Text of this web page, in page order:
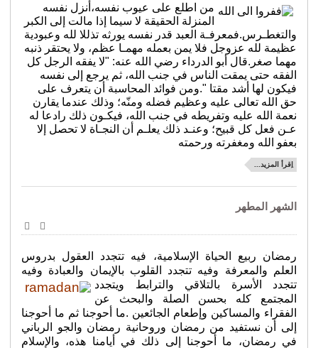
نساء مؤمنات
شريعة
فتاوى المهجر
قضايا اجتماعية
فرق ومذاهب
رعاية المحتاجين
شعر
أنشطة جمعية الأندلس
السيرة الذاتية
معرض الصور
تواصل
من اطلع على عيوب نفسه،أنزل نفسه
المنزلة الحقيقة لا سيما إذا مالت إلى الكبر
والتغطـرس.فمعرفـة العبد قدر نفسه يورثه تذللا لله وعبودية
عظيمة لله عزوجل فلا يمن بعمله مهمـا عظم، ولا يحتقر ذنبه
مهما صغر.قال أبو الدرداء رضي الله عنه: "لا يفقه الرجل كل
الفقه حتى يمقت الناس في جنب الله، ثم يرجع إلى نفسه
فيكون لها أشد مقتا ".ومن فوائد المحاسبة أن يتعرف على
حق الله تعالى عليه وعظيم فضله ومنّه؛ وذلك عندما يقارن
نعمة الله عليه وتفريطه في جنب الله، فيكـون ذلك رادعا له
عـن فعل كل قبيح؛ وعنـد ذلك يعلـم أن النجـاة لا تحصل إلا
بعفو الله ومغفرته ورحمته
اِقرأ المزيد...
الشهر المطهر
طباعة
البريد
رمضان ربيع الحياة الإسلامية، فيه تتجدد العقول بدروس
العلم والمعرفة وفيه تتجدد القلوب بالإيمان والعبادة وفيه
تتجدد الأسرة بالتلاقي والترابط ويتجدد
المجتمع كله بحسن الصلة والبحث عن
الفقراء والمساكين وإطعام الجائعين .ما أحوجنا ثم ما أحوجنا
إلى أن نستفيد من رمضان وروحانية رمضان والجو الرباني
في رمضان، ما أحوجنا إلى ذلك في أيامنا هذه، والإسلام